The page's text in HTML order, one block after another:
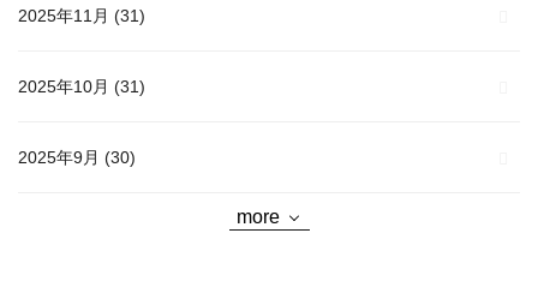
2025年11月 (31)
2025年10月 (31)
2025年9月 (30)
more